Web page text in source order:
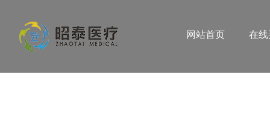
网站首页 在线